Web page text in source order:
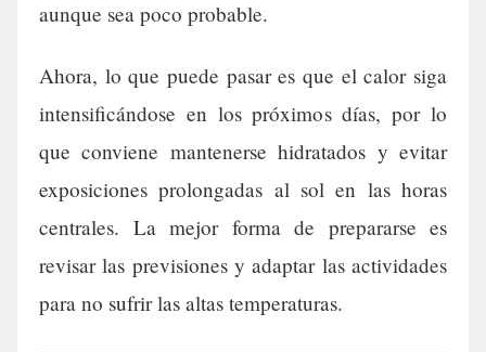
aunque sea poco probable.
Ahora, lo que puede pasar es que el calor siga
intensificándose en los próximos días, por lo
que conviene mantenerse hidratados y evitar
exposiciones prolongadas al sol en las horas
centrales. La mejor forma de prepararse es
revisar las previsiones y adaptar las actividades
para no sufrir las altas temperaturas.